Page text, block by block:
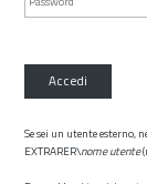
Accedi
Se sei un utente esterno,
EXTRARER\nome utente